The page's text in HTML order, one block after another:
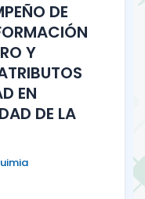
DE
Y
EN
DE LA